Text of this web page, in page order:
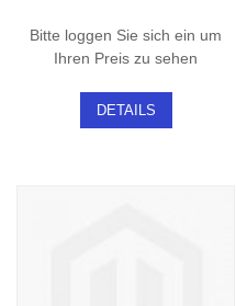
Bitte loggen Sie sich ein um
Ihren Preis zu sehen
DETAILS